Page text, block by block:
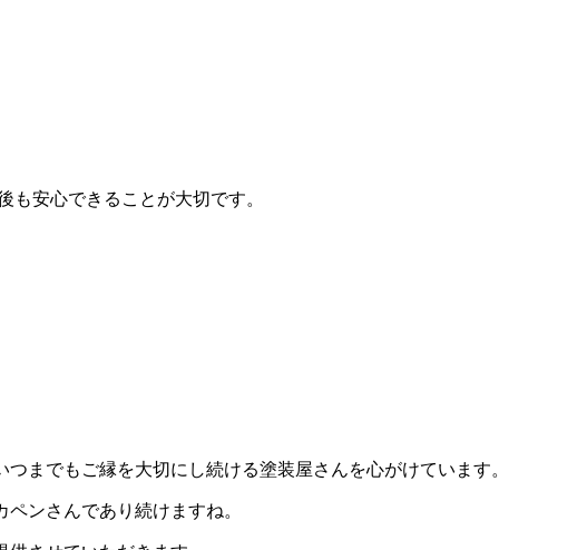
安心できることが大切です。
までもご縁を大切にし続ける塗装屋さんを心がけています。
ンさんであり続けますね。